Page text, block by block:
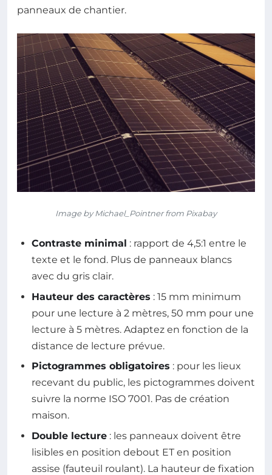
panneaux de chantier.
Image by Michael_Pointner from Pixabay
Contraste minimal : rapport de 4,5:1 entre le
texte et le fond. Plus de panneaux blancs
avec du gris clair.
Hauteur des caractères : 15 mm minimum
pour une lecture à 2 mètres, 50 mm pour une
lecture à 5 mètres. Adaptez en fonction de la
distance de lecture prévue.
Pictogrammes obligatoires : pour les lieux
recevant du public, les pictogrammes doivent
suivre la norme ISO 7001. Pas de création
maison.
Double lecture : les panneaux doivent être
lisibles en position debout ET en position
assise (fauteuil roulant). La hauteur de fixation